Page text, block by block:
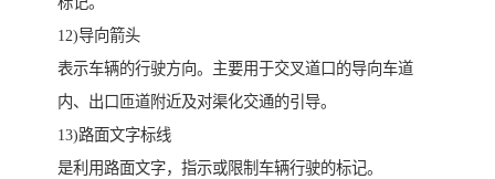
12)导向箭头
表示车辆的行驶方向。主要用于交叉道口的导向车道
内、出口匝道附近及对渠化交通的引导。
13)路面文字标线
是利用路面文字，指示或限制车辆行驶的标记。